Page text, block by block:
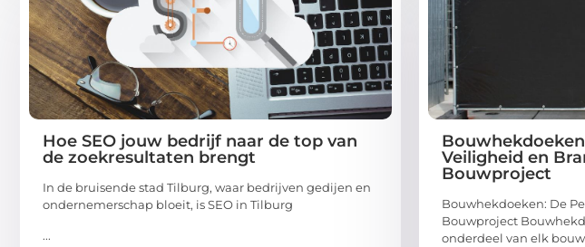
Hoe SEO jouw bedrijf naar de top van
de zoekresultaten brengt
In de bruisende stad Tilburg, waar bedrijven gedijen en
ondernemerschap bloeit, is SEO in Tilburg
...
Veiligheid en
Bouwproject
Bouwhekdoeken: De
Bouwproject
onderdeel van elk